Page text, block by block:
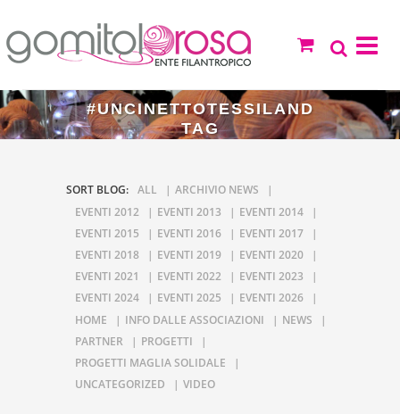
#UNCINETTOTESSILAND
TAG
SORT BLOG: ALL
ARCHIVIO NEWS
EVENTI 2012
EVENTI 2013
EVENTI 2014
EVENTI 2015
EVENTI 2016
EVENTI 2017
EVENTI 2018
EVENTI 2019
EVENTI 2020
EVENTI 2021
EVENTI 2022
EVENTI 2023
EVENTI 2024
EVENTI 2025
EVENTI 2026
HOME
INFO DALLE ASSOCIAZIONI
NEWS
PARTNER
PROGETTI
PROGETTI MAGLIA SOLIDALE
UNCATEGORIZED
VIDEO